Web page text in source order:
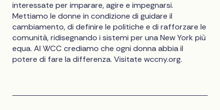
interessate per imparare, agire e impegnarsi.
Mettiamo le donne in condizione di guidare il
cambiamento, di definire le politiche e di rafforzare le
comunità, ridisegnando i sistemi per una New York più
equa. Al WCC crediamo che ogni donna abbia il
potere di fare la differenza. Visitate wccny.org.